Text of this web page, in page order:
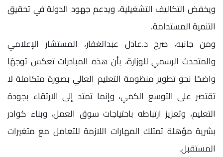
ويخفض التكاليف التشغيلية، ويدعم جهود الدولة في تحقيق
التنمية المستدامة.
ومن جانبه، صرح د.عادل عبدالغفار، المستشار الإعلامي
والمتحدث الرسمي للوزارة، بأن هذه المبادرات تعكس توجهًا
واضحًا نحو تطوير منظومة التعليم العالي بصورة متكاملة لا
تقتصر على التوسع الكمي، وإنما تمتد إلى الارتقاء بجودة
التعليم، وتعزيز ارتباطه باحتياجات سوق العمل، وبناء كوادر
بشرية مؤهلة تمتلك المهارات اللازمة للتعامل مع متغيرات
المستقبل.